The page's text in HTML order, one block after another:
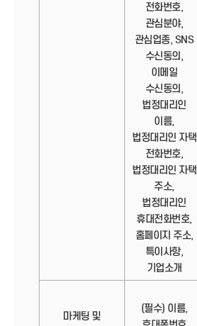
전화번호,
관심분야,
관심업종, SNS
수신동의,
이메일
수신동의,
법정대리인
이름,
법정대리인 자택
전화번호,
법정대리인 자택
주소,
법정대리인
휴대전화번호,
홈페이지 주소,
특이사항,
기업소개
마케팅 및
(필수) 이름,